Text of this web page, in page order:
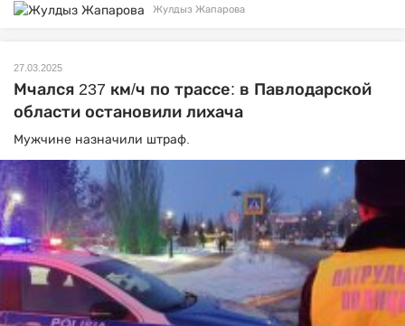
Жулдыз Жапарова
27.03.2025
Мчался 237 км/ч по трассе: в Павлодарской
области остановили лихача
Мужчине назначили штраф.